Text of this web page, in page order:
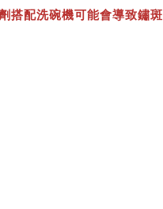
搭配洗碗機可能會導致鏽斑